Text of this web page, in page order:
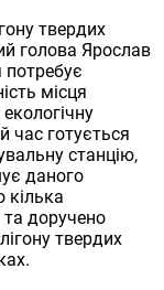
твердих
голова Ярослав
місця
час готується
станцію,
даного
кілька
та доручено
твердих